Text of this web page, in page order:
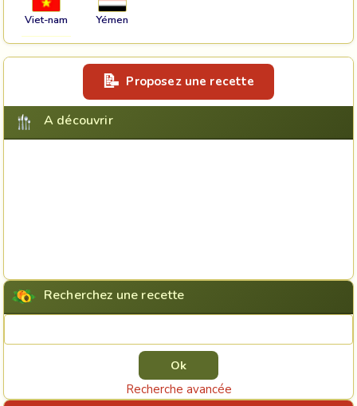
Viet-nam Yémen
Proposez une recette
A découvrir
Recherchez une recette
Recherche avancée